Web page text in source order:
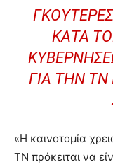
ΚΑΤΆ
ΓΙΑ ΤΗΝ
«Η καινοτομία
ΤΝ πρόκειται να